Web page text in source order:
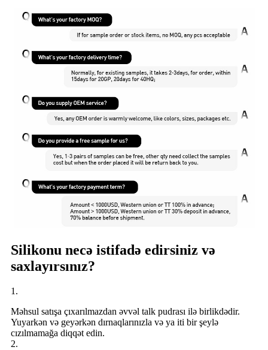
Silikonu necə istifadə edirsiniz və
saxlayırsınız?
1.
Məhsul satışa çıxarılmazdan əvvəl talk pudrası ilə birlikdədir.
Yuyarkən və geyərkən dırnaqlarınızla və ya iti bir şeylə
cızılmamağa diqqət edin.
2.